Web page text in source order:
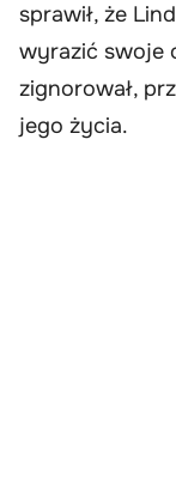
sprawił, że
wyrazić swoje
zignorował,
jego życia.